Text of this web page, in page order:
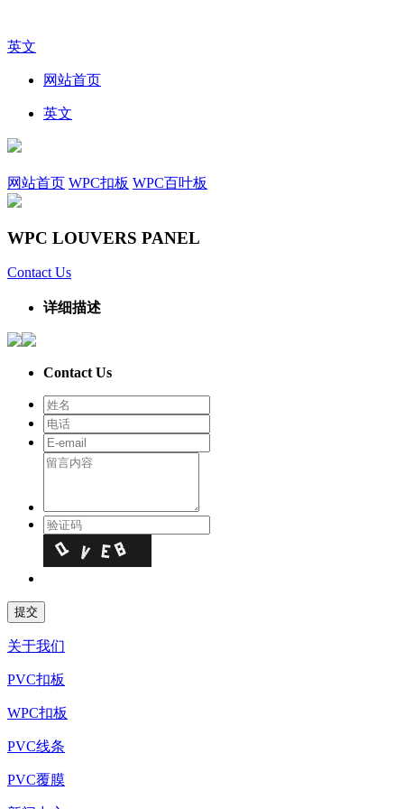
英文
网站首页
英文
网站首页 WPC扣板 WPC百叶板
WPC LOUVERS PANEL
Contact Us
详细描述
Contact Us
关于我们
PVC扣板
WPC扣板
PVC线条
PVC覆膜